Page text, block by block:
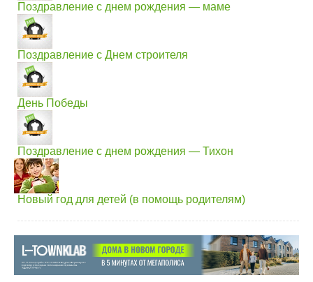
Поздравление с днем рождения — маме
Поздравление с Днем строителя
День Победы
Поздравление с днем рождения — Тихон
Новый год для детей (в помощь родителям)